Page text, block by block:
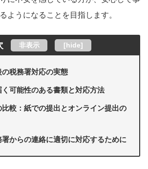
ようになることを目指します。
非表示 [hide]
の税務署対応の実態
可能性のある書類と対応方法
較：紙での提出とオンライン提出の
署からの連絡に適切に対応するために